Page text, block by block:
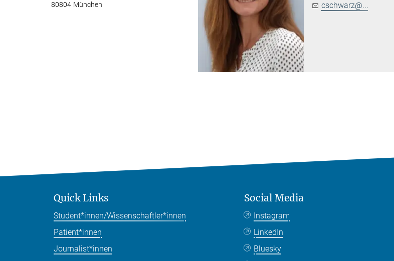
cschwarz@...
80804 München
Quick Links
Student*innen/Wissenschaftler*innen
Patient*innen
Journalist*innen
Social Media
Instagram
LinkedIn
Bluesky